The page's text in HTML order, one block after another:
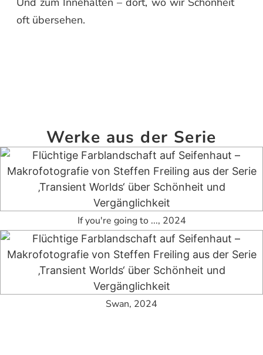
oft übersehen.
Werke aus der Serie
If you're going to ..., 2024
Swan, 2024